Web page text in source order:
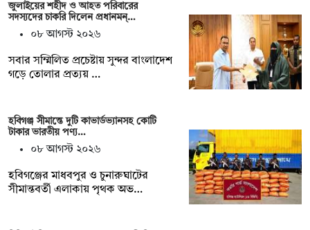
জুলাইয়ের শহীদ ও আহত পরিবারের
সদস্যদের চাকরি দিলেন প্রধানমন্…
০৮ আগস্ট ২০২৬
সবার সম্মিলিত প্রচেষ্টায় সুন্দর বাংলাদেশ
গড়ে তোলার প্রত্যয় …
হবিগঞ্জ সীমান্তে দুটি কাভার্ডভ্যানসহ কোটি
টাকার ভারতীয় পণ্য…
০৮ আগস্ট ২০২৬
হবিগঞ্জের মাধবপুর ও চুনারুঘাটের
সীমান্তবর্তী এলাকায় পৃথক অভ…